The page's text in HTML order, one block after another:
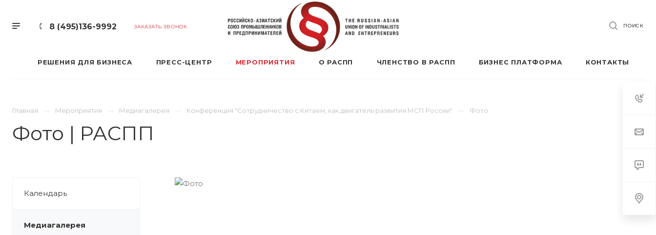
8 (495)136-9992 ЗАКАЗАТЬ ЗВОНОК ПОИСК
РЕШЕНИЯ ДЛЯ БИЗНЕСА ПРЕСС-ЦЕНТР МЕРОПРИЯТИЯ О РАСПП ЧЛЕНСТВО В РАСПП БИЗНЕС ПЛАТФОРМА КОНТАКТЫ
Главная Мероприятия Медиагалерея Конференция "Сотрудничество с Китаем, как двигатель развития МСП России" Фото
Фото | РАСПП
Календарь
Медиагалерея